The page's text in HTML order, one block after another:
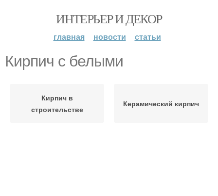
ИНТЕРЬЕР И ДЕКОР
главная новости статьи
Кирпич с белыми
Кирпич в
строительстве
Керамический кирпич